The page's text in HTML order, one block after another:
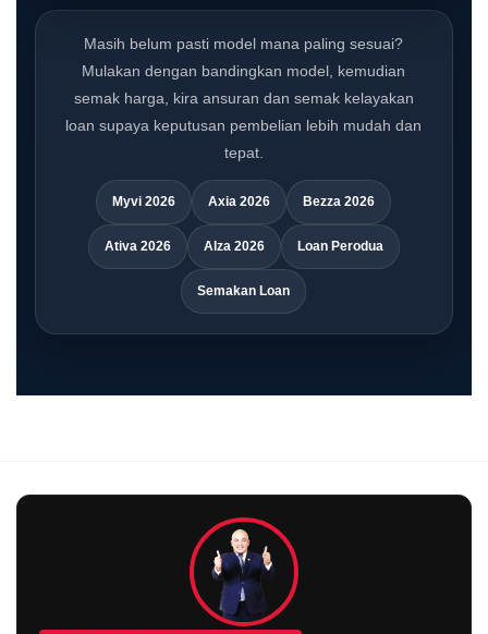
Masih belum pasti model mana paling sesuai?
Mulakan dengan bandingkan model, kemudian
semak harga, kira ansuran dan semak kelayakan
loan supaya keputusan pembelian lebih mudah dan
tepat.
Myvi 2026 Axia 2026 Bezza 2026
Ativa 2026 Alza 2026 Loan Perodua
Semakan Loan